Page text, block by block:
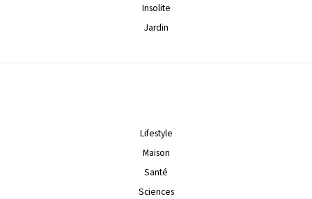
Insolite
Jardin
Lifestyle
Maison
Santé
Sciences